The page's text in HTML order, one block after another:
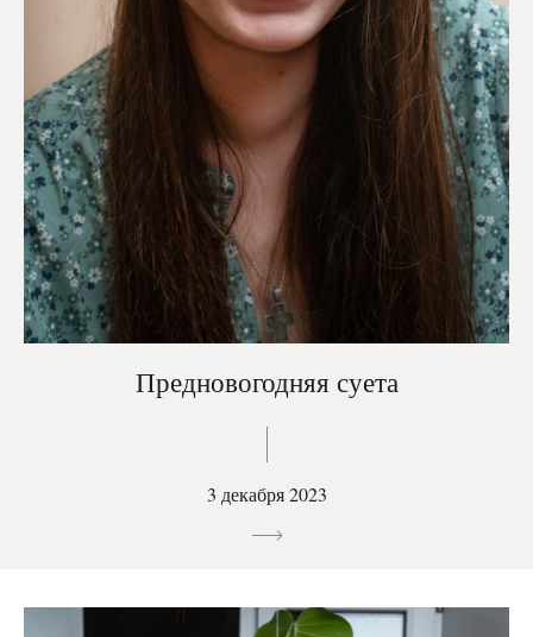
Предновогодняя суета
3 декабря 2023